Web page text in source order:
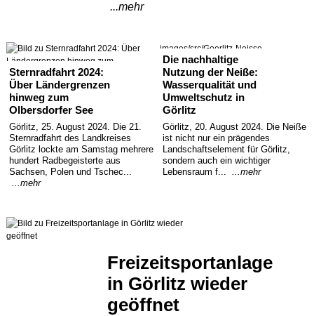
...mehr
Sternradfahrt 2024:
Über Ländergrenzen
hinweg zum
Olbersdorfer See
Görlitz, 25. August 2024. Die 21.
Sternradfahrt des Landkreises
Görlitz lockte am Samstag mehrere
hundert Radbegeisterte aus
Sachsen, Polen und Tschec...
...mehr
images/src/Goerlitz-Neisse-
Peterskirche-JPG.jpg
Die nachhaltige
Nutzung der Neiße:
Wasserqualität und
Umweltschutz in
Görlitz
Görlitz, 20. August 2024. Die Neiße
ist nicht nur ein prägendes
Landschaftselement für Görlitz,
sondern auch ein wichtiger
Lebensraum f......mehr
Freizeitsportanlage
in Görlitz wieder
geöffnet